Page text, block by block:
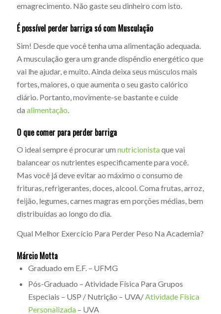
emagrecimento. Não gaste seu dinheiro com isto.
É possível perder barriga só com Musculação
Sim! Desde que você tenha uma alimentação adequada.
A musculação gera um grande dispêndio energético que
vai lhe ajudar, e muito. Ainda deixa seus músculos mais
fortes, maiores, o que aumenta o seu gasto calórico
diário. Portanto, movimente-se bastante e cuide
da alimentação
O que comer para perder barriga
O ideal sempre é procurar um nutricionistaque vai
balancear os nutrientes especificamente para você.
Mas você já deve evitar ao máximo o consumo de
frituras, refrigerantes, doces, alcool. Coma frutas, arroz,
feijão, legumes, carnes magras em porções médias, bem
distribuídas ao longo do dia.
Qual Melhor Exercício Para Perder Peso Na Academia?
Márcio Motta
Graduado em E.F. – UFMG
Pós-Graduado – Atividade Física Para Grupos
Especiais – USP / Nutrição – UVA/Atividade Física
Personalizada– UVA